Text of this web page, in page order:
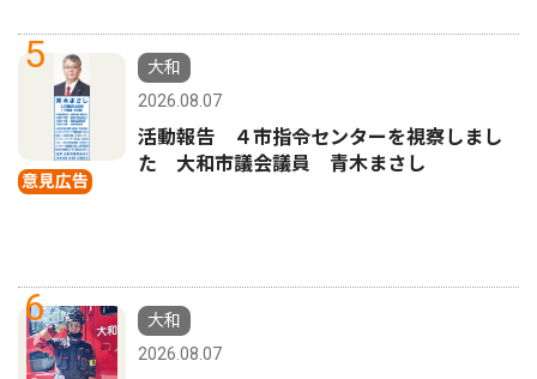
5
意見広告
大和
2026.08.07
活動報告 ４市指令センターを視察しまし
た 大和市議会議員 青木まさし
6
大和
2026.08.07